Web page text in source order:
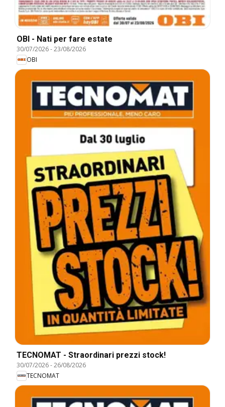
OBI - Nati per fare estate
30/07/2026-23/08/2026
OBI
TECNOMAT - Straordinari prezzi stock!
30/07/2026-26/08/2026
TECNOMAT